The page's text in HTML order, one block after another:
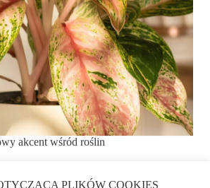
akcent wśród roślin
PLIKÓW COOKIES